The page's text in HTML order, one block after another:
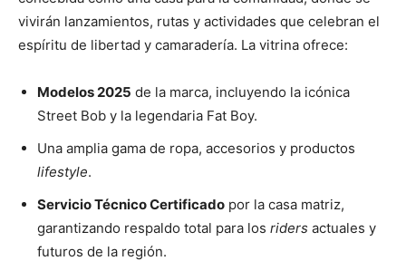
vivirán lanzamientos, rutas y actividades que celebran el
espíritu de libertad y camaradería. La vitrina ofrece:
Modelos 2025 de la marca, incluyendo la icónica
Street Bob y la legendaria Fat Boy.
Una amplia gama de ropa, accesorios y productos
lifestyle.
Servicio Técnico Certificado por la casa matriz,
garantizando respaldo total para los riders actuales y
futuros de la región.